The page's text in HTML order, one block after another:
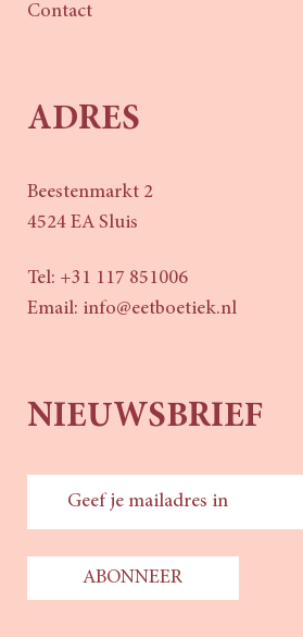
Contact
ADRES
Beestenmarkt 2
4524 EA Sluis
Tel: +31 117 851006
Email: info@eetboetiek.nl
NIEUWSBRIEF